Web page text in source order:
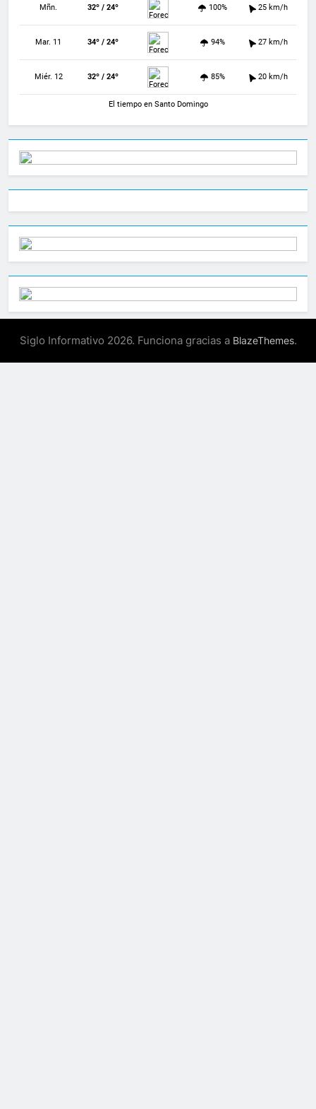
Mñn. 32º / 24º 100% 25 km/h
Mar. 11 34º / 24º 94% 27 km/h
Miér. 12 32º / 24º 85% 20 km/h
El tiempo en Santo Domingo
Siglo Informativo 2026. Funciona gracias a BlazeThemes.